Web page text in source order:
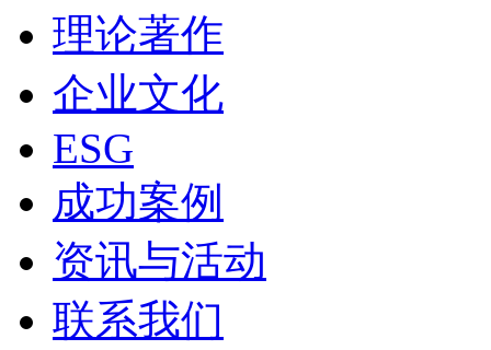
理论著作
企业文化
ESG
成功案例
资讯与活动
联系我们